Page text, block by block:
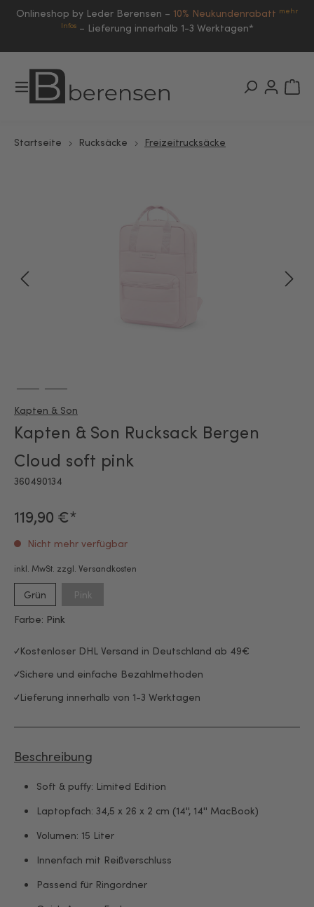
Onlineshop by Leder Berensen – 10% Neukundenrabatt mehr
Infos – Lieferung innerhalb 1-3 Werktagen*
Startseite Rucksäcke Freizeitrucksäcke
Kapten & Son
Kapten & Son Rucksack Bergen
Cloud soft pink
360490134
119,90 €*
Nicht mehr verfügbar
inkl. MwSt. zzgl. Versandkosten
Grün
Pink
Farbe: Pink
Kostenloser DHL Versand in Deutschland ab 49€
Sichere und einfache Bezahlmethoden
Lieferung innerhalb von 1-3 Werktagen
Beschreibung
Soft & puffy: Limited Edition
Laptopfach: 34,5 x 26 x 2 cm (14'', 14'' MacBook)
Volumen: 15 Liter
Innenfach mit Reißverschluss
Passend für Ringordner